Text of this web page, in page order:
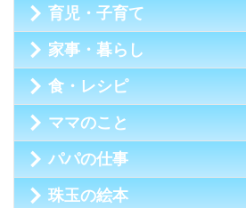
育児・子育て
家事・暮らし
食・レシピ
ママのこと
パパの仕事
珠玉の絵本